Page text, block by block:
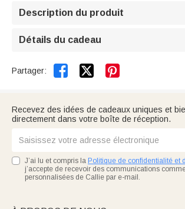
Description du produit
Détails du cadeau
Partager:  
Recevez des idées de cadeaux uniques et
directement dans votre boîte de réception.
J’ai lu et compris la Politique de confidentialité et
j’accepte de recevoir des communications
personnalisées de Callie par e-mail.